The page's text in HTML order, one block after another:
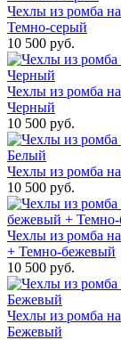
Чехлы из ромба
Темно-серый
10 500 руб.
Чехлы из ромба
Черный
10 500 руб.
Чехлы из ромба
10 500 руб.
Чехлы из ромба
+ Темно-бежевый
10 500 руб.
Чехлы из ромба
Бежевый